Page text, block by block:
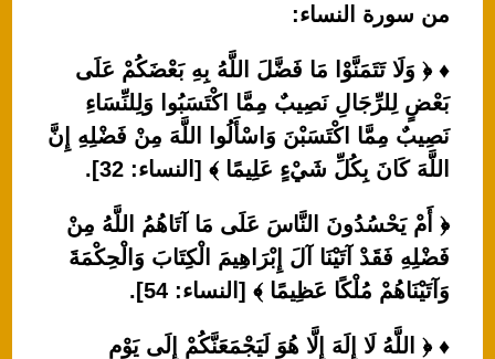
من سورة النساء:
♦ ﴿ وَلَا تَتَمَنَّوْا مَا فَضَّلَ اللَّهُ بِهِ بَعْضَكُمْ عَلَى
بَعْضٍ لِلرِّجَالِ نَصِيبٌ مِمَّا اكْتَسَبُوا وَلِلنِّسَاءِ
نَصِيبٌ مِمَّا اكْتَسَبْنَ وَاسْأَلُوا اللَّهَ مِنْ فَضْلِهِ إِنَّ
اللَّهَ كَانَ بِكُلِّ شَيْءٍ عَلِيمًا ﴾ [النساء: 32].
﴿ أَمْ يَحْسُدُونَ النَّاسَ عَلَى مَا آتَاهُمُ اللَّهُ مِنْ
فَضْلِهِ فَقَدْ آتَيْنَا آلَ إِبْرَاهِيمَ الْكِتَابَ وَالْحِكْمَةَ
وَآتَيْنَاهُمْ مُلْكًا عَظِيمًا ﴾ [النساء: 54].
♦ ﴿ اللَّهُ لَا إِلَهَ إِلَّا هُوَ لَيَجْمَعَنَّكُمْ إِلَى يَوْمِ